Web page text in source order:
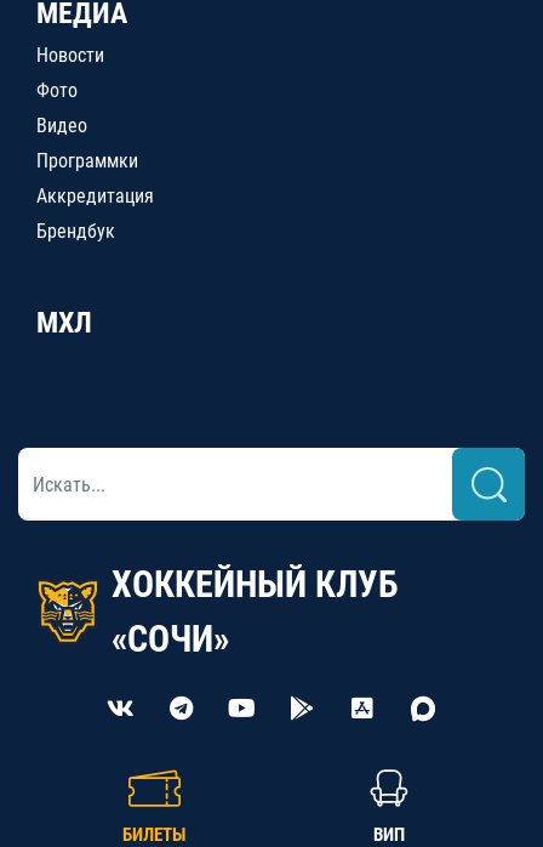
МЕДИА
Новости
Фото
Видео
Программки
Аккредитация
Брендбук
МХЛ
ХОККЕЙНЫЙ КЛУБ
«СОЧИ»
БИЛЕТЫ ВИП